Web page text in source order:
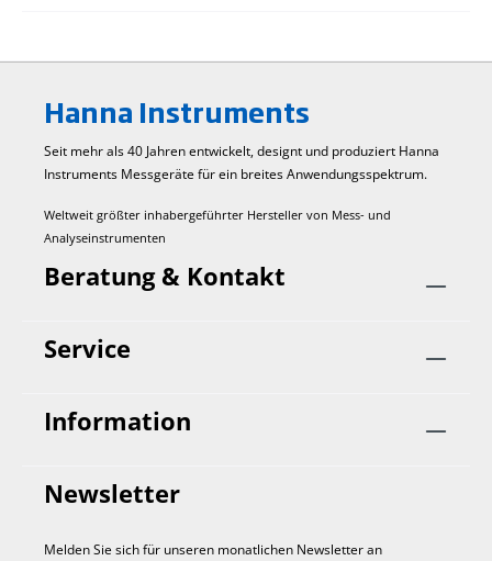
Hanna Instruments
Seit mehr als 40 Jahren entwickelt, designt und produziert Hanna
Instruments Mess­geräte für ein breites Anwendungs­spektrum.
Weltweit größter inhabergeführter Hersteller von Mess- und
Analyseinstrumenten
Beratung & Kontakt
Service
Information
Newsletter
Melden Sie sich für unseren monatlichen Newsletter an